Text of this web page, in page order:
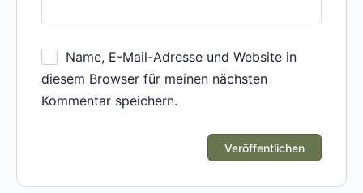
Name, E-Mail-Adresse und Website in
diesem Browser für meinen nächsten
Kommentar speichern.